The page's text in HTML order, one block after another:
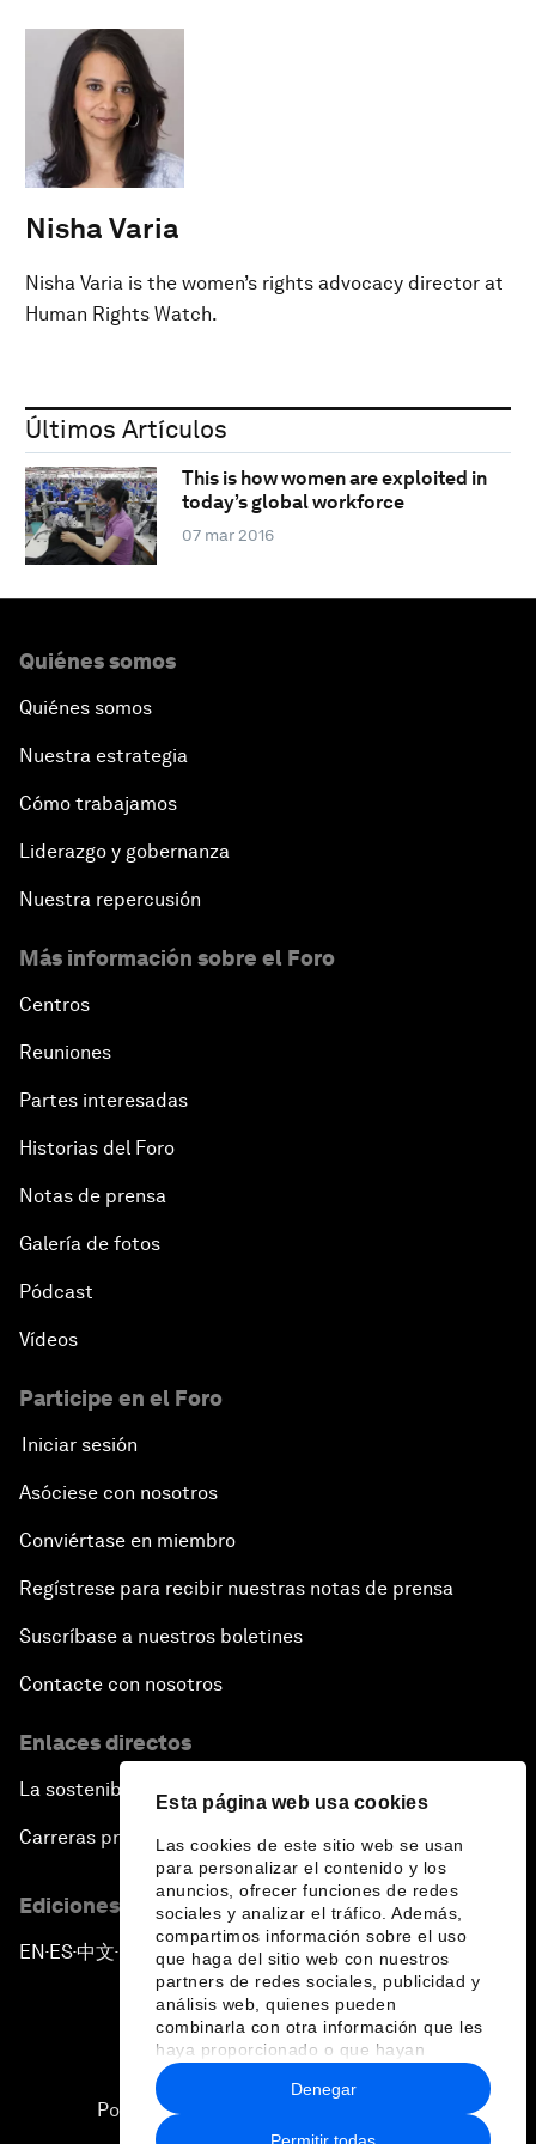
Esta página web usa cookies
Las cookies de este sitio web se usan
para personalizar el contenido y los
anuncios, ofrecer funciones de redes
sociales y analizar el tráfico. Además,
compartimos información sobre el uso
que haga del sitio web con nuestros
partners de redes sociales, publicidad y
análisis web, quienes pueden
combinarla con otra información que les
haya proporcionado o que hayan
recopilado a partir del uso que haya
hecho de sus servicios.
Permitir todas
Denegar
Nisha Varia
Nisha Varia is the women’s rights advocacy director at
Human Rights Watch.
Últimos Artículos
This is how women are exploited in
today’s global workforce
07 mar 2016
Quiénes somos
Quiénes somos
Nuestra estrategia
Cómo trabajamos
Liderazgo y gobernanza
Nuestra repercusión
Más información sobre el Foro
Centros
Reuniones
Partes interesadas
Historias del Foro
Notas de prensa
Galería de fotos
Pódcast
Vídeos
Participe en el Foro
Iniciar sesión
Asóciese con nosotros
Conviértase en miembro
Regístrese para recibir nuestras notas de prensa
Suscríbase a nuestros boletines
Contacte con nosotros
Enlaces directos
La sostenibilidad en el Foro
Carreras profesionales
Ediciones en otros idiomas
EN ▪ES▪中文▪ 日本語
Política de privacidad y normas de uso